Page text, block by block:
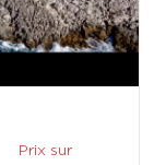
Prix sur